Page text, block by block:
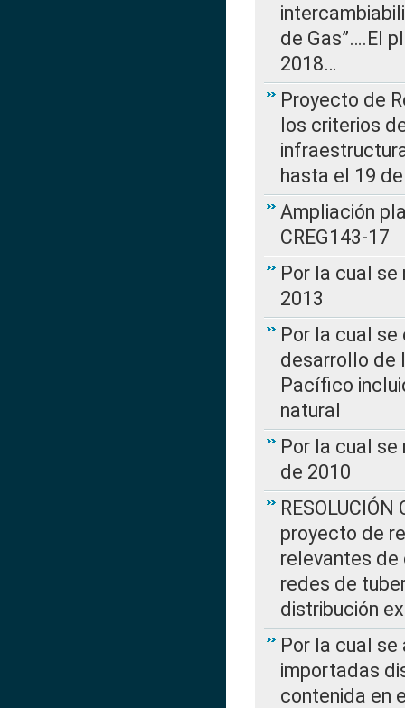
de Gas”….El
2018…
Proyecto de
los criterios
hasta el 19
Ampliación
CREG143-17
Por la cual se
2013
Por la cual
desarrollo de
Pacífico
natural
Por la cual se
de 2010
proyecto de
relevantes de
redes de
distribución
Por la cual
importadas
contenida en